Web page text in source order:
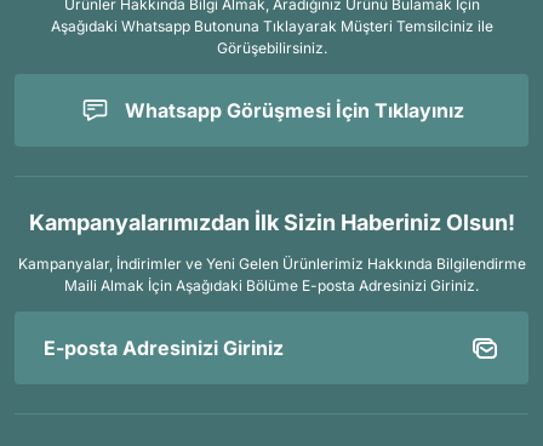
Ürünler Hakkında Bilgi Almak, Aradığınız Ürünü Bulamak İçin
Aşağıdaki Whatsapp Butonuna Tıklayarak Müşteri Temsilciniz ile
Görüşebilirsiniz.
Whatsapp Görüşmesi İçin Tıklayınız
Kampanyalarımızdan İlk Sizin Haberiniz Olsun!
Kampanyalar, İndirimler ve Yeni Gelen Ürünlerimiz Hakkında Bilgilendirme
Maili Almak İçin Aşağıdaki Bölüme E-posta Adresinizi Giriniz.